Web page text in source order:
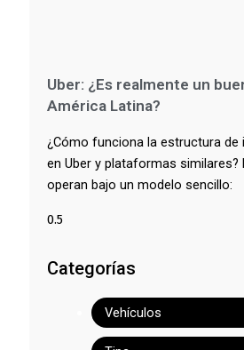
Uber: ¿Es realmente un
América Latina?
¿Cómo funciona la estructura
en Uber y plataformas
operan bajo un modelo sencillo:
Categorías
Vehículos